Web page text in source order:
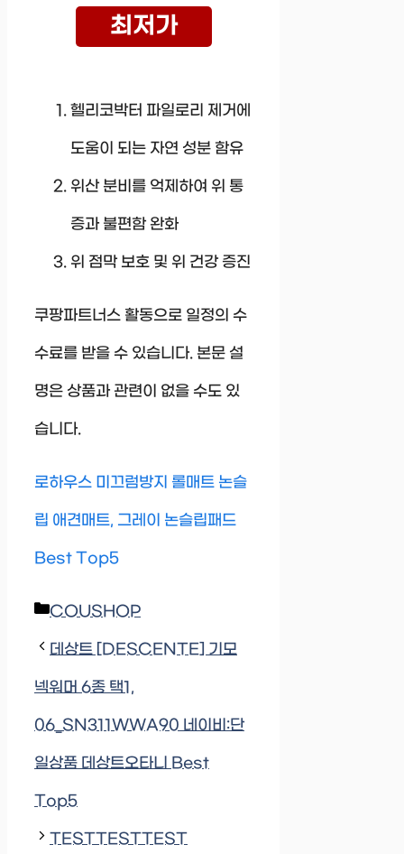
최저가
헬리코박터 파일로리 제거에
도움이 되는 자연 성분 함유
위산 분비를 억제하여 위 통
증과 불편함 완화
위 점막 보호 및 위 건강 증진
쿠팡파트너스 활동으로 일정의 수
수료를 받을 수 있습니다. 본문 설
명은 상품과 관련이 없을 수도 있
습니다.
로하우스 미끄럼방지 롤매트 논슬
립 애견매트, 그레이 논슬립패드
Best Top5
Categories
COUSHOP
데상트 [DESCENTE] 기모
넥워머 6종 택1,
06_SN311WWA90 네이비:단
일상품 데상트오타니 Best
Top5
TESTTESTTEST